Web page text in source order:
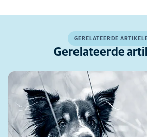
GERELATEERDE
Gerelateerde